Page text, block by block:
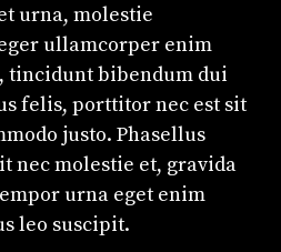
urna, molestie
ullamcorper enim
tincidunt bibendum dui
felis, porttitor nec est sit
justo. Phasellus
nec molestie et, gravida
urna eget enim
leo suscipit.